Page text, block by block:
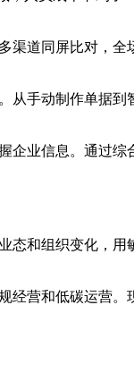
渠道同屏比对，全
从手动制作单据到
企业信息。通过综
态和组织变化，用
经营和低碳运营。